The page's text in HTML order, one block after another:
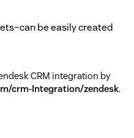
be easily created
CRM integration by
crm-Integration/zendesk.